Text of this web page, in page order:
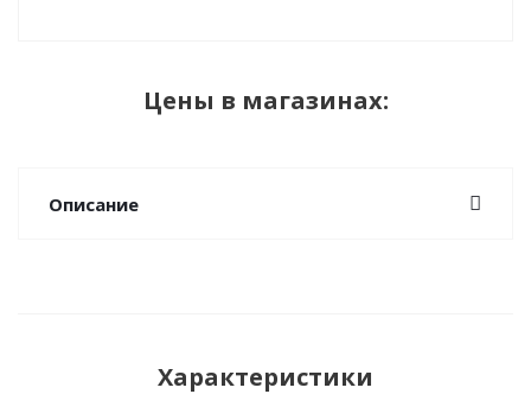
Цены в магазинах:
Описание
Характеристики